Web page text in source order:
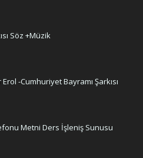
Söz +Müzik
-Cumhuriyet Bayramı Şarkısı
Metni Ders İşleniş Sunusu